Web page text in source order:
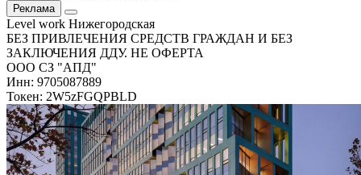
Реклама
Level work Нижегородская
БЕЗ ПРИВЛЕЧЕНИЯ СРЕДСТВ ГРАЖДАН И БЕЗ
ЗАКЛЮЧЕНИЯ ДДУ. НЕ ОФЕРТА
ООО СЗ "АПД"
Инн: 9705087889
Токен: 2W5zFGQPBLD